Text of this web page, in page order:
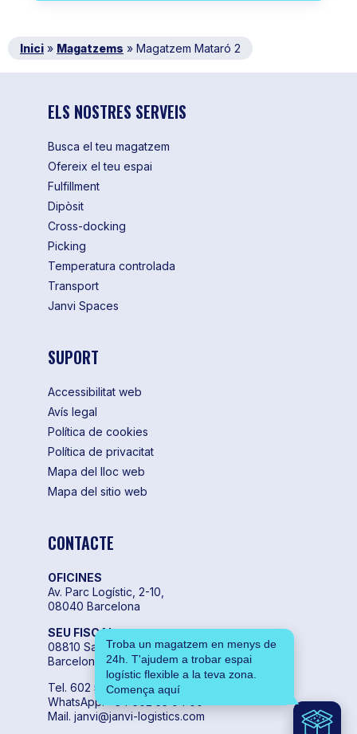
Inici » Magatzems » Magatzem Mataró 2
ELS NOSTRES SERVEIS
Busca el teu magatzem
Ofereix el teu espai
Fulfillment
Dipòsit
Cross-docking
Picking
Temperatura controlada
Transport
Janvi Spaces
SUPORT
Accessibilitat web
Avís legal
Política de cookies
Política de privacitat
Mapa del lloc web
Mapa del sitio web
CONTACTE
OFICINES
Av. Parc Logístic, 2-10,
08040 Barcelona
SEU FISCAL
08810 Sant Pere de Ribes,
Barcelona
Tel. 602 55 04 00
WhatsApp. +34 602 55 04 00
Mail. janvi@janvi-logistics.com
Troba un magatzem en menys de
24h. T'ajudem a trobar espai
logístic flexible a la teva zona.
Comença aquí